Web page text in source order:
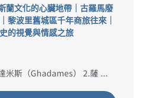
蘭文化的心臟地帶｜古羅馬廢
黎波里舊城區千年商旅往來｜
的視覺與情感之旅
米斯（Ghadames） 2.薩 ...